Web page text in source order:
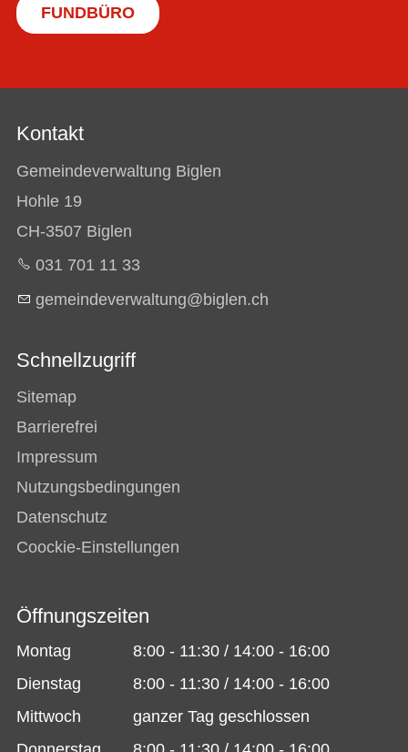
FUNDBÜRO
Kontakt
Gemeindeverwaltung Biglen
Hohle 19
CH-3507 Biglen
031 701 11 33
g m nd v rw lt ng b gl n ch
Schnellzugriff
Sitemap
Barrierefrei
Impressum
Nutzungsbedingungen
Datenschutz
Coockie-Einstellungen
Öffnungszeiten
Montag
8:00 - 11:30 / 14:00 - 16:00
Dienstag
8:00 - 11:30 / 14:00 - 16:00
Mittwoch
ganzer Tag geschlossen